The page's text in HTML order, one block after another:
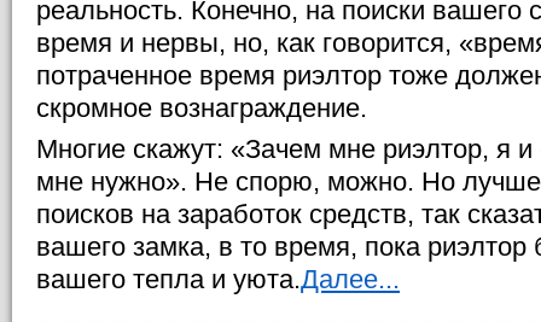
реальность. Конечно, на поиски вашего
время и нервы, но, как говорится,
потраченное время риэлтор тоже
скромное вознаграждение.
Многие скажут: «Зачем мне риэлтор, я и
мне нужно». Не спорю, можно. Но лучше
поисков на заработок средств, так
вашего замка, в то время, пока риэлтор
вашего тепла и уюта.Далее...